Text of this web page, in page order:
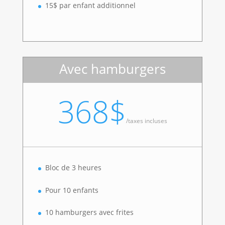
15$ par enfant additionnel
Avec hamburgers
368$ /taxes incluses
Bloc de 3 heures
Pour 10 enfants
10 hamburgers avec frites